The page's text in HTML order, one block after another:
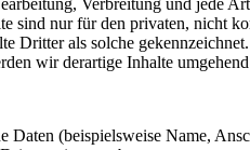
sind nur für den privaten, nicht
Dritter als solche
wir derartige Inhalte
Daten (beispielsweise Name,